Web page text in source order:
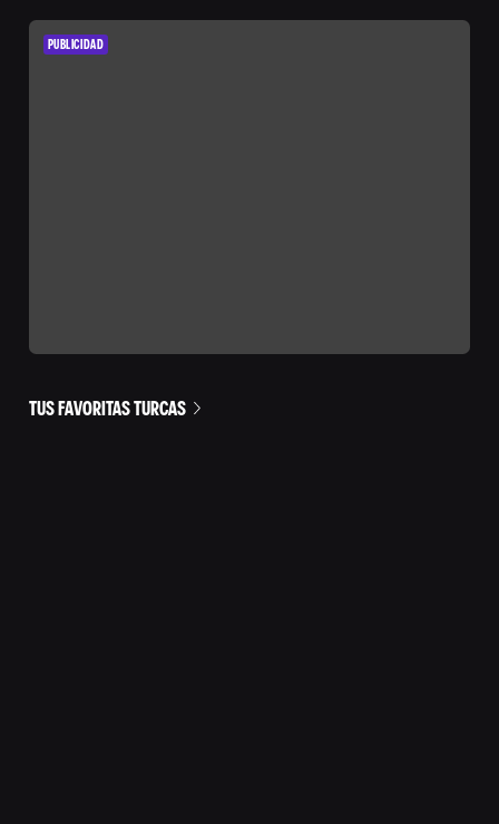
PUBLICIDAD
TUS FAVORITAS TURCAS